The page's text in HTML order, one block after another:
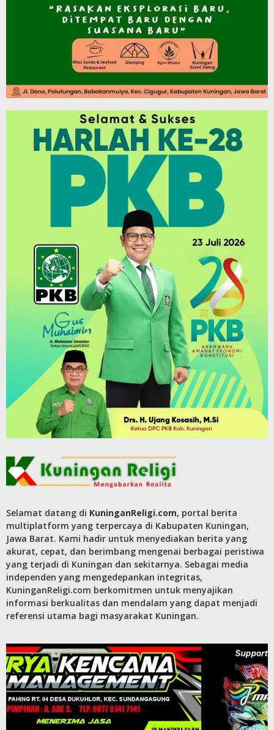
Selamat datang di KuninganReligi.com, portal berita
multiplatform yang terpercaya di Kabupaten Kuningan,
Jawa Barat. Kami hadir untuk menyediakan berita yang
akurat, cepat, dan berimbang mengenai berbagai peristiwa
yang terjadi di Kuningan dan sekitarnya. Sebagai media
independen yang mengedepankan integritas,
KuninganReligi.com berkomitmen untuk menyajikan
informasi berkualitas dan mendalam yang dapat menjadi
referensi utama bagi masyarakat Kuningan.